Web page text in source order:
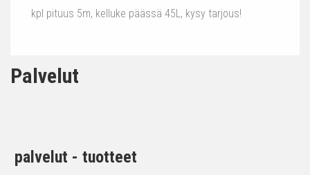
kpl pituus 5m, kelluke päässä 45L, kysy tarjous!
Palvelut
palvelut - tuotteet